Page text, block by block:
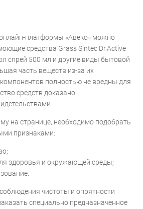
платформы «Авеко» можно
средства Grass Sintec Dr.Active
спрей 500 мл и другие виды бытовой
часть веществ из-за их
полностью не вредны для
средств доказано
на странице, необходимо подобрать
признаками:
здоровья и окружающей среды;
чистоты и опрятности
специально предназначенное